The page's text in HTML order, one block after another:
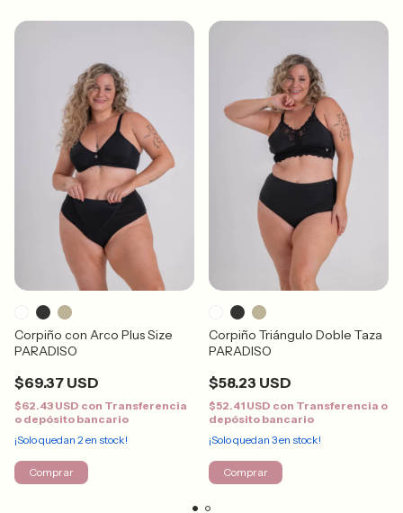
Corpiño con Arco Plus Size
PARADISO
$69.37 USD
$62.43 USD con Transferencia
o depósito bancario
¡Solo quedan 2 en stock!
Comprar
Corpiño Triángulo Doble Taza
PARADISO
$58.23 USD
$52.41 USD con Transferencia o
depósito bancario
¡Solo quedan 3en stock!
Comprar